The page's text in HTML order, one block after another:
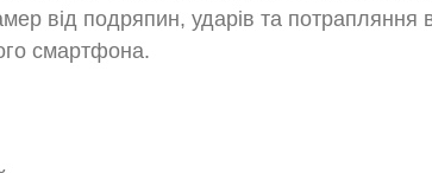
від подряпин, ударів та потрапляння
смартфона.